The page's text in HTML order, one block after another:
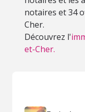
notaires et 34
Cher.
Découvrez l'
et-Cher.